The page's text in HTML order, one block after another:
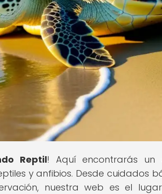
Reptil! Aquí encontrarás un
y anfibios. Desde cuidados
nuestra web es el